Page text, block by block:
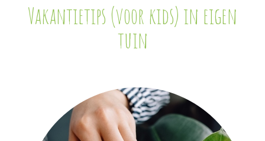
Vakantietips (voor kids) in eigen
tuin